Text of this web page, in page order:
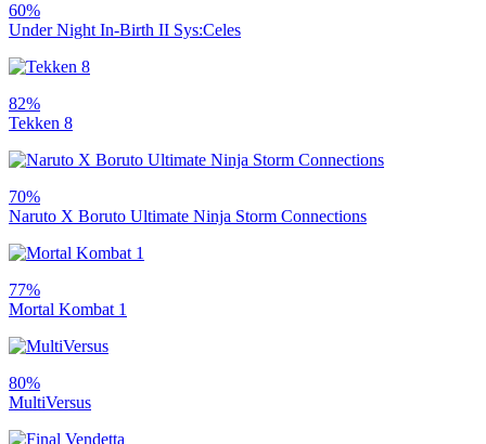
60%
Under Night In-Birth II Sys:Celes
82%
Tekken 8
70%
Naruto X Boruto Ultimate Ninja Storm Connections
77%
Mortal Kombat 1
80%
MultiVersus